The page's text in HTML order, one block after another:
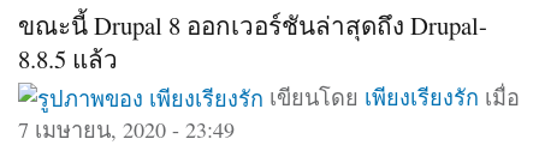
ขณะนี้ Drupal 8 ออกเวอร์ชันล่าสุดถึง Drupal-
8.8.5 แล้ว
เขียนโดย เพียงเรียงรัก เมื่อ
7 เมษายน, 2020 - 23:49